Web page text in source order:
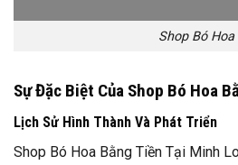
Shop Bó
Sự Đặc Biệt Của Shop Bó Hoa
Lịch Sử Hình Thành Và Phát Triển
Shop Bó Hoa Bằng Tiền Tại Minh